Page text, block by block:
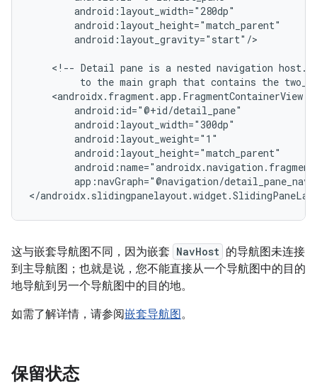
android:layout_gravity="start"/>
<!-- Detail pane is a nested navigation host.
to the main graph that contains the
app:navGraph="@navigation/
这与嵌套导航图不同，因为嵌套 NavHost 的导航图未连接
到主导航图；也就是说，您不能直接从一个导航图中的目的
地导航到另一个导航图中的目的地。
如需了解详情，请参阅嵌套导航图。
保留状态